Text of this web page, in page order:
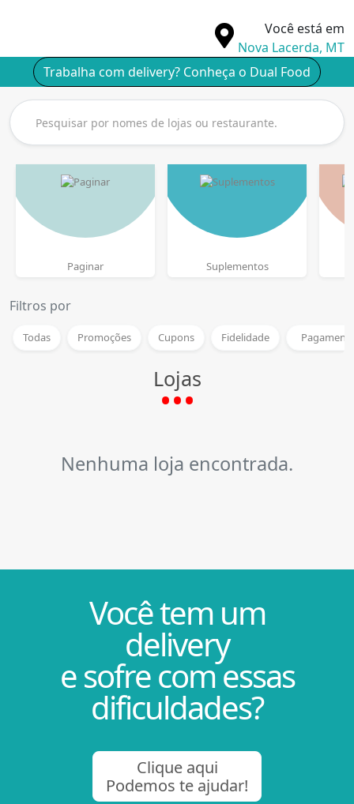
Você está em
Nova Lacerda, MT
Trabalha com delivery? Conheça o Dual Food
Paginar Suplementos
Filtros por
Todas Promoções Cupons Fidelidade
Lojas
Nenhuma loja encontrada.
Você tem um
delivery
e sofre com essas
dificuldades?
Clique aqui
Podemos te ajudar!